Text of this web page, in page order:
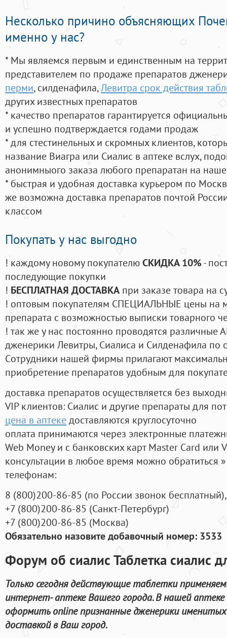
Несколько причино объясняющих
именно у нас?
* Мы являемся первым и единственным на
представителем по продаже препаратов
перми, силденафила,Левитра срок действия
других известных препаратов
* качество препаратов гарантируется
и успешно подтверждается годами продаж
* для стестинельных и скромных клиентов,
название Виагра или Сиалис в аптеке вслух,
анонимныого заказа любого препаратан на
* быстрая и удобная доставка курьером по
же возможна доставка препаратов почтой
классом
Покупать у нас выгодно
! каждому новому покупателюСКИДКА 10%-
последующие покупки
! БЕСПЛАТНАЯ ДОСТАВКА при заказе товара на
! оптовым покупателям СПЕЦИАЛЬНЫЕ цены на
препарата с возможностью выписки товарного
! так же у нас постоянно проводятся
дженерики Левитры, Сиалиса и Силденафила по
Cотрудники нашей фирмы прилагают
приобретение препаратов удобным для
доставка препаратов осуществляется без
VIP клиентов: Сиалис и другие препараты для
цена в аптекедоставляются круглосуточно
оплата принимаются через электронные
Web Money и с банковских карт Master Card или
консультации в любое время можно обратиться
телефонам:
8 (800)200-86-85 (по России звонок бесплатный),
+7 (800)200-86-85 (Санкт-Петербург)
+7 (800)200-86-85 (Москва)
Обязательно назовите добавочный номер: 3533
Форум об сиалис Таблетка сиалис
Только сегодня действующие таблетки
интернет- аптеке Вашего города. В нашей
оформить online признанные дженерики
доставкой в Ваш город.